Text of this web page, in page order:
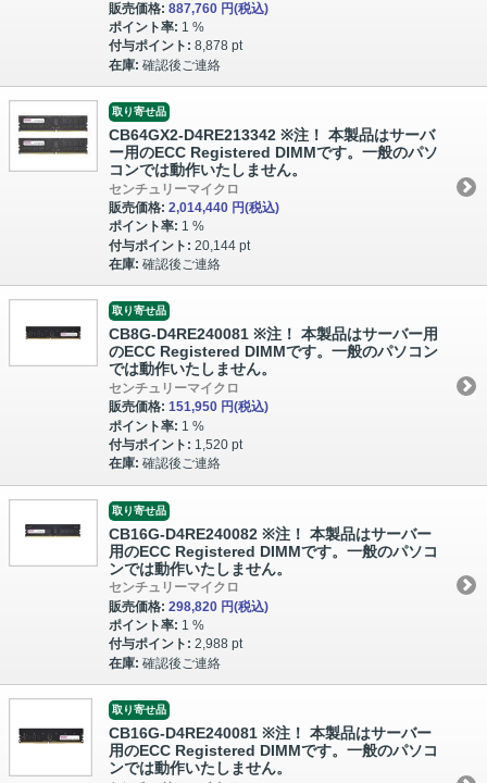
販売価格: 887,760 円(税込)
ポイント率: 1 %
付与ポイント: 8,878 pt
在庫: 確認後ご連絡
取り寄せ品
CB64GX2-D4RE213342 ※注！ 本製品はサーバ
ー用のECC Registered DIMMです。一般のパソ
コンでは動作いたしません。
センチュリーマイクロ
販売価格: 2,014,440 円(税込)
ポイント率: 1 %
付与ポイント: 20,144 pt
在庫: 確認後ご連絡
取り寄せ品
CB8G-D4RE240081 ※注！ 本製品はサーバー用
のECC Registered DIMMです。一般のパソコン
では動作いたしません。
センチュリーマイクロ
販売価格: 151,950 円(税込)
ポイント率: 1 %
付与ポイント: 1,520 pt
在庫: 確認後ご連絡
取り寄せ品
CB16G-D4RE240082 ※注！ 本製品はサーバー
用のECC Registered DIMMです。一般のパソコ
ンでは動作いたしません。
センチュリーマイクロ
販売価格: 298,820 円(税込)
ポイント率: 1 %
付与ポイント: 2,988 pt
在庫: 確認後ご連絡
取り寄せ品
CB16G-D4RE240081 ※注！ 本製品はサーバー
用のECC Registered DIMMです。一般のパソコ
ンでは動作いたしません。